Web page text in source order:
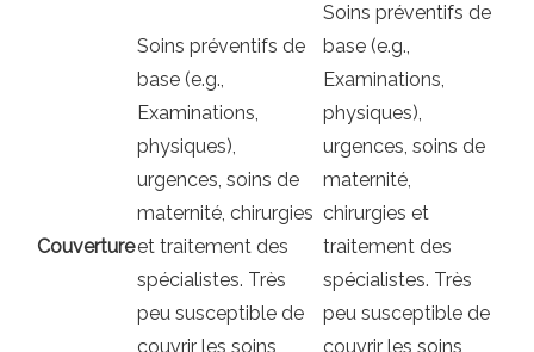
Couverture
Soins préventifs de
base (e.g.,
Examinations,
physiques),
urgences, soins de
maternité, chirurgies
et traitement des
spécialistes. Très
peu susceptible de
couvrir les soins
Soins préventifs de
base (e.g.,
Examinations,
physiques),
urgences, soins de
maternité,
chirurgies et
traitement des
spécialistes. Très
peu susceptible de
couvrir les soins